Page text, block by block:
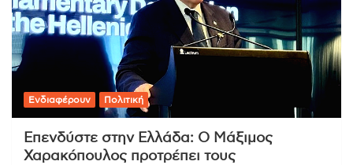
Ενδιαφέρουν Πολιτική
Επενδύστε στην Ελλάδα: Ο Μάξιμος
Χαρακόπουλος προτρέπει τους